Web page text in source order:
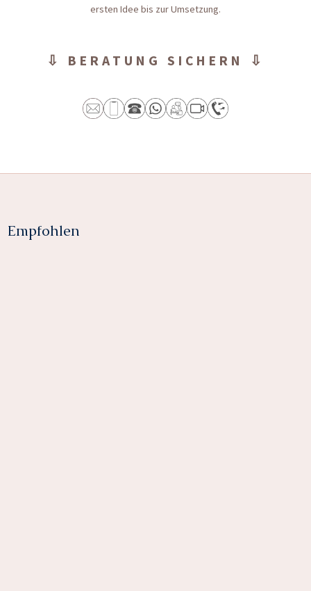
ersten Idee bis zur Umsetzung.
⇩ BERATUNG SICHERN ⇩
Empfohlen